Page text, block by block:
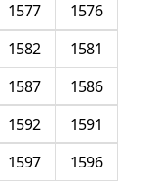
1576
1577
1581
1582
1586
1587
1591
1592
1596
1597